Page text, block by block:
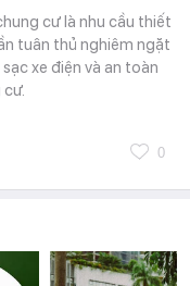
cư là nhu cầu thiết
tuân thủ nghiêm ngặt
xe điện và an toàn
cư.
0